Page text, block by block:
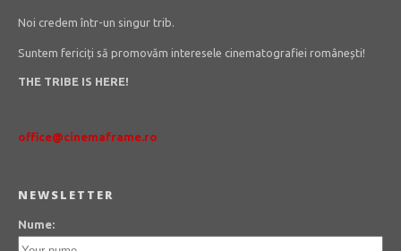
Noi credem într-un singur trib.
Suntem fericiți să promovăm interesele cinematografiei românești!
THE TRIBE IS HERE!
office@cinemaframe.ro
NEWSLETTER
Nume: